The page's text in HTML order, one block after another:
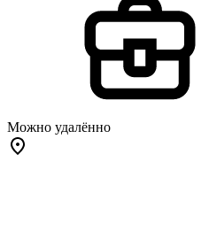
Можно удалённо